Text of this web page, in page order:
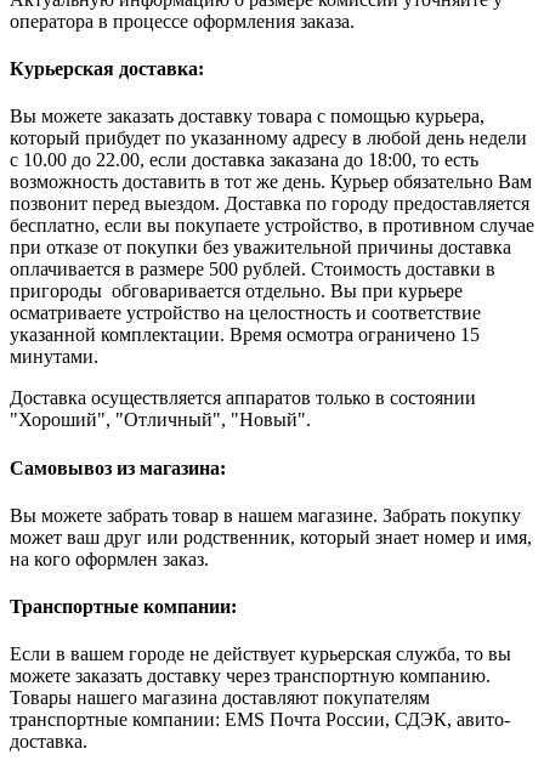
оператора в процессе оформления заказа.
Курьерская доставка:
Вы можете заказать доставку товара с помощью курьера,
который прибудет по указанному адресу в любой день недели
с 10.00 до 22.00, если доставка заказана до 18:00, то есть
возможность доставить в тот же день. Курьер обязательно Вам
позвонит перед выездом. Доставка по городу предоставляется
бесплатно, если вы покупаете устройство, в противном случае
при отказе от покупки без уважительной причины доставка
оплачивается в размере 500 рублей. Стоимость доставки в
пригороды обговаривается отдельно. Вы при курьере
осматриваете устройство на целостность и соответствие
указанной комплектации. Время осмотра ограничено 15
минутами.
Доставка осуществляется аппаратов только в состоянии
"Хороший", "Отличный", "Новый".
Самовывоз из магазина:
Вы можете забрать товар в нашем магазине. Забрать покупку
может ваш друг или родственник, который знает номер и имя,
на кого оформлен заказ.
Транспортные компании:
Если в вашем городе не действует курьерская служба, то вы
можете заказать доставку через транспортную компанию.
Товары нашего магазина доставляют покупателям
транспортные компании: EMS Почта России, СДЭК, авито-
доставка.